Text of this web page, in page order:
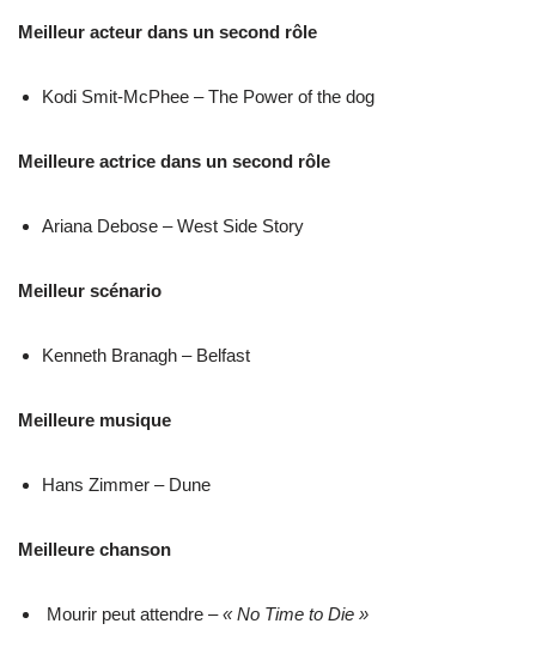
Meilleur acteur dans un second rôle
Kodi Smit-McPhee – The Power of the dog
Meilleure actrice dans un second rôle
Ariana Debose – West Side Story
Meilleur scénario
Kenneth Branagh – Belfast
Meilleure musique
Hans Zimmer – Dune
Meilleure chanson
Mourir peut attendre –« No Time to Die »